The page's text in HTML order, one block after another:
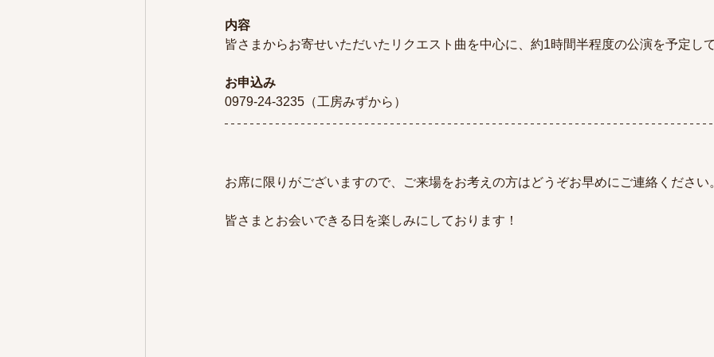
内容
皆さまからお寄せいただいたリクエスト曲を中心に、約1時間半程度の公演を予定して
お申込み
0979-24-3235（工房みずから）
お席に限りがございますので、ご来場をお考えの方はどうぞお早めにご連絡ください
皆さまとお会いできる日を楽しみにしております！